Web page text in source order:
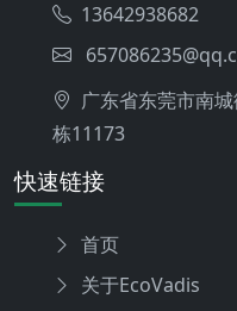
13642938682
广东省东莞市南
栋11173
快速链接
首页
关于EcoVadis